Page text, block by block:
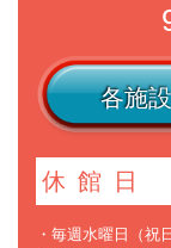
各施
休館日
・毎週水曜日（祝